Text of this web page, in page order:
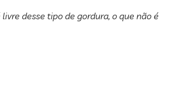
desse tipo de gordura, o que não é